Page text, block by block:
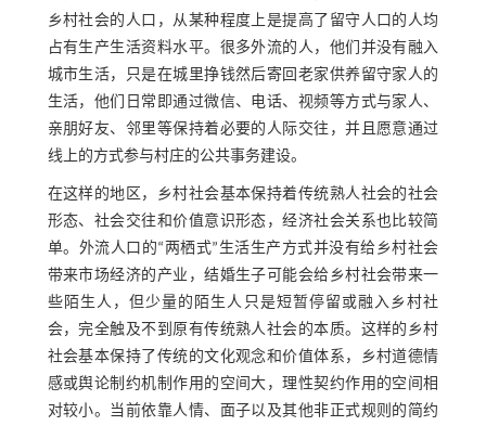
乡村社会的人口，从某种程度上是提高了留守人口的人均
占有生产生活资料水平。很多外流的人，他们并没有融入
城市生活，只是在城里挣钱然后寄回老家供养留守家人的
生活，他们日常即通过微信、电话、视频等方式与家人、
亲朋好友、邻里等保持着必要的人际交往，并且愿意通过
线上的方式参与村庄的公共事务建设。
在这样的地区，乡村社会基本保持着传统熟人社会的社会
形态、社会交往和价值意识形态，经济社会关系也比较简
单。外流人口的“两栖式”生活生产方式并没有给乡村社会
带来市场经济的产业，结婚生子可能会给乡村社会带来一
些陌生人，但少量的陌生人只是短暂停留或融入乡村社
会，完全触及不到原有传统熟人社会的本质。这样的乡村
社会基本保持了传统的文化观念和价值体系，乡村道德情
感或舆论制约机制作用的空间大，理性契约作用的空间相
对较小。当前依靠人情、面子以及其他非正式规则的简约